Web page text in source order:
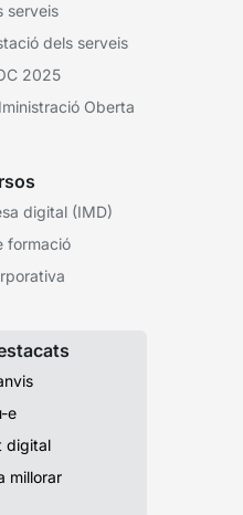
serveis
dels serveis
2025
Oberta
digital (IMD)
formació
e
digital
millorar